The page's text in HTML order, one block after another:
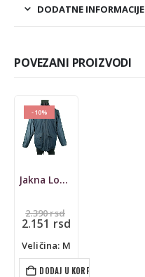
DODATNE INFORMACIJE
POVEZANI PROIZVODI
-10%
Jakna Loffler, gore-tex ultra lite
2.390rsd
cena
bila:
2.390 rsd.
2.151 rsd
2.151 rsd.
Veličina: M
DODAJ U KORPU